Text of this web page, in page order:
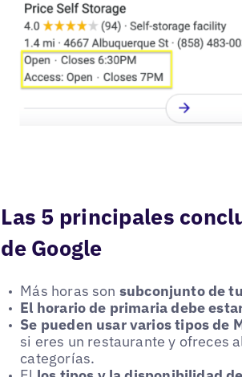
Las 5 principales
de Google
Más horas son subconjunto de
El horario de primaria debe
Se pueden usar varios tipos de
si eres un restaurante y ofreces
categorías.